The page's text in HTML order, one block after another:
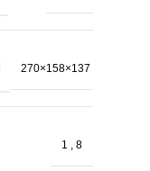
270×158×137
1 , 8